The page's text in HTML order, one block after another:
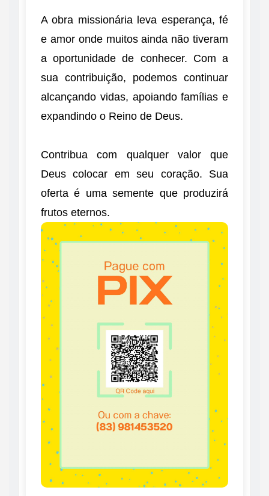
A obra missionária leva esperança, fé
e amor onde muitos ainda não tiveram
a oportunidade de conhecer. Com a
sua contribuição, podemos continuar
alcançando vidas, apoiando famílias e
expandindo o Reino de Deus.
Contribua com qualquer valor que
Deus colocar em seu coração. Sua
oferta é uma semente que produzirá
frutos eternos.